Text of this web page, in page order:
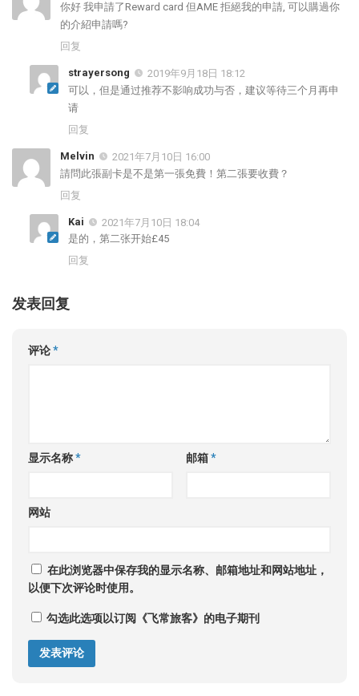
你好 我申請了Reward card 但AME 拒絕我的申請, 可以購過你
的介紹申請嗎?
回复
strayersong
2019年9月18日 18:12
可以，但是通过推荐不影响成功与否，建议等待三个月再申
请
回复
Melvin
2021年7月10日 16:00
請問此張副卡是不是第一張免費！第二張要收費？
回复
Kai
2021年7月10日 18:04
是的，第二张开始£45
回复
发表回复
评论*
显示名称* 邮箱*
网站
在此浏览器中保存我的显示名称、邮箱地址和网站地址，
以便下次评论时使用。
勾选此选项以订阅《飞常旅客》的电子期刊